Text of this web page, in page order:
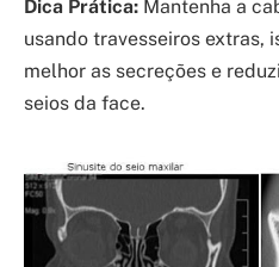
Dica Prática: Mantenha a
usando travesseiros extras,
melhor as secreções e
seios da face.